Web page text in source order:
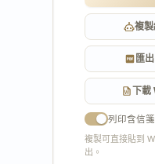
複
匯
下載
列印含信
複製可直接貼到
出。